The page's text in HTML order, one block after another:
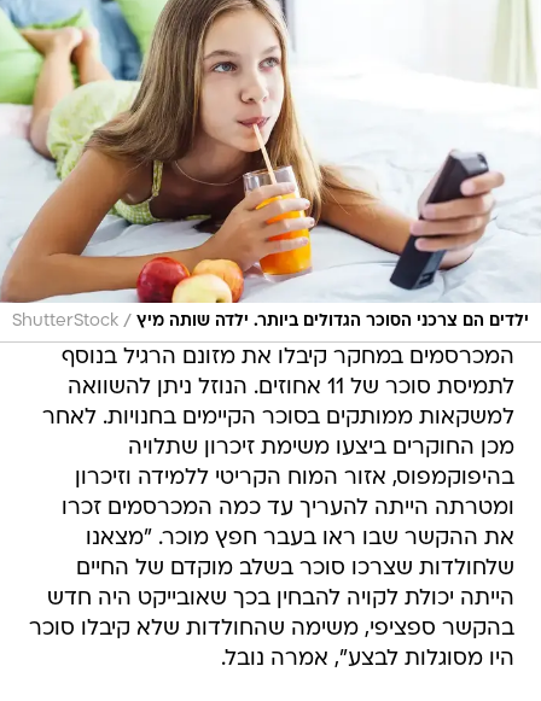
ילדים הם צרכני הסוכר הגדולים ביותר. ילדה שותה מיץ /
ShutterStock
המכרסמים במחקר קיבלו את מזונם הרגיל בנוסף
לתמיסת סוכר של 11 אחוזים. הנוזל ניתן להשוואה
למשקאות ממותקים בסוכר הקיימים בחנויות. לאחר
מכן החוקרים ביצעו משימת זיכרון שתלויה
בהיפוקמפוס, אזור המוח הקריטי ללמידה וזיכרון
ומטרתה הייתה להעריך עד כמה המכרסמים זכרו
את ההקשר שבו ראו בעבר חפץ מוכר. "מצאנו
שלחולדות שצרכו סוכר בשלב מוקדם של החיים
הייתה יכולת לקויה להבחין בכך שאובייקט היה חדש
בהקשר ספציפי, משימה שהחולדות שלא קיבלו סוכר
היו מסוגלות לבצע", אמרה נובל.